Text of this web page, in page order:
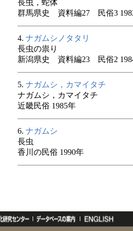
長虫，蛇体
群馬県史 資料編27 民俗3
4. ナガムシノタタリ
長虫の祟り
新潟県史 資料編23 民俗2
5. ナガムシ，カマイタチ
ナガムシ，カマイタチ
近畿民俗 1985年
6. ナガムシ
長虫
香川の民俗 1990年